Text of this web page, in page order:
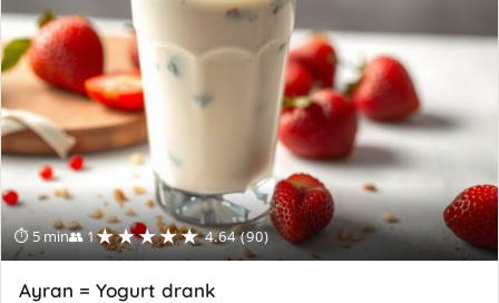
⏱ 5 min👥 1★★★★★ 4.64 (90)
Ayran = Yogurt drank